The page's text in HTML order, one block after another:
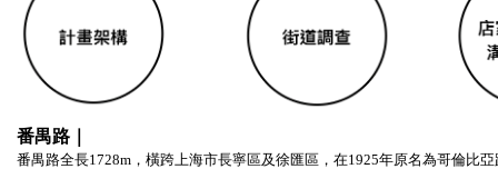
番禺路｜
番禺路全長1728m， 橫跨上海市長寧區及徐匯區，在1925年原名為哥倫比